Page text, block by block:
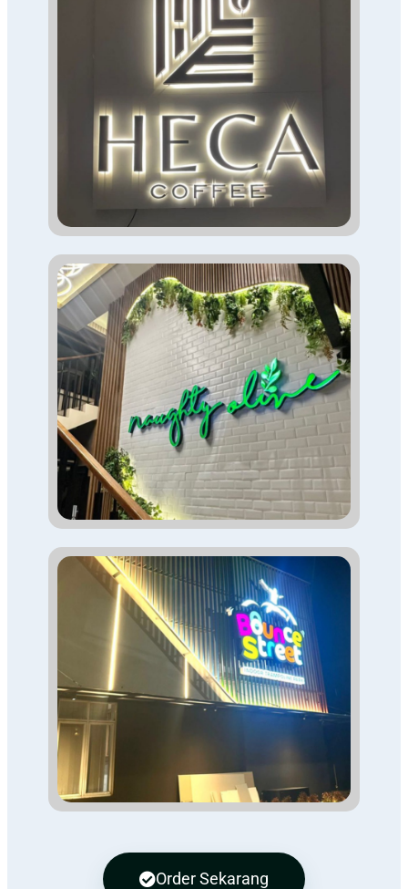
Order Sekarang